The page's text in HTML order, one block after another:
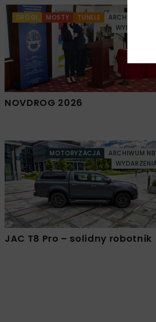
DROGI MOSTY TUNELE
ARCHIWUM NBI
WYDARZENIA
NOVDROG 2026
MOTORYZACJA
ARCHIWUM NBI
JAC T8 Pro – solidny robotnik